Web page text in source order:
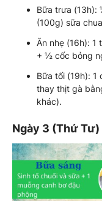
Bữa trưa (13h):
(100g) sữa chua
Ăn nhẹ (16h):
+ ½ cốc bỏng
Bữa tối (19h): 1
thay thịt gà
khác).
Ngày 3 (Thứ Tư)